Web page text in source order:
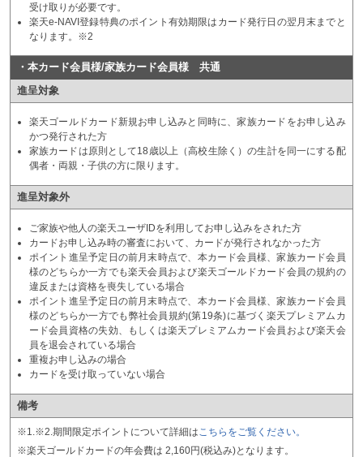
受け取りが必要です。
楽天e-NAVI登録特典のポイント有効期限はカード発行日の翌月末までと
なります。※2
・本カード会員様/家族カード会員様 共通
進呈対象
楽天ゴールドカード新規お申し込みと同時に、家族カードをお申し込み
かつ発行された方
家族カードは原則として18歳以上（高校生除く）の生計を同一にする配
偶者・両親・子供の方に限ります。
進呈対象外
ご家族や他人の楽天ユーザIDを利用してお申し込みをされた方
カードお申し込み時の審査において、カードが発行されなかった方
ポイント進呈予定日の前月末時点で、本カード会員様、家族カード会員
様のどちらか一方でも楽天会員および楽天ゴールドカード会員の規約の
違反または資格を喪失している場合
ポイント進呈予定日の前月末時点で、本カード会員様、家族カード会員
様のどちらか一方でも弊社会員規約(第19条)に基づく楽天プレミアムカ
ード会員資格の失効、もしくは楽天プレミアムカード会員および楽天会
員を退会されている場合
重複お申し込みの場合
カードを受け取っていない場合
備考
※1.※2.期間限定ポイントについて詳細は こちらをご覧ください。
※楽天ゴールドカードの年会費は 2,160円(税込み)となります。